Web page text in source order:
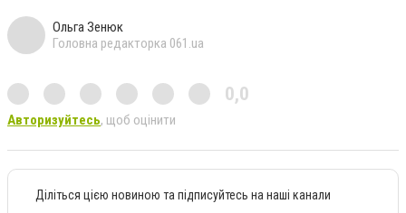
Ольга Зенюк
Головна редакторка 061.ua
0,0
Авторизуйтесь, щоб оцінити
Діліться цією новиною та підписуйтесь на наші канали